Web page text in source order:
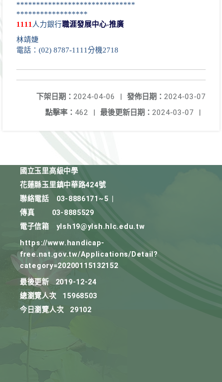
******************************
******************
1111 人力銀行職涯發展中心-推廣
林靖婕
電話：(02) 8787-1111分機2718
發佈日期： 2024-03-07
下架日期： 2024-04-06
|
最後更新日期： 2024-03-07 |
點擊率： 462 |
國立玉里高級中學
花蓮縣玉里鎮中華路424號
聯絡電話
03-8886171~5
傳真
03-8885529
電子信箱
ylsh19@ylsh.hlc.edu.tw
https://www.handicap-
free.nat.gov.tw/Applications/Detail?
category=20200115132152
最後更新
2019-12-24
總瀏覽人次
15968503
今日瀏覽人次
29102